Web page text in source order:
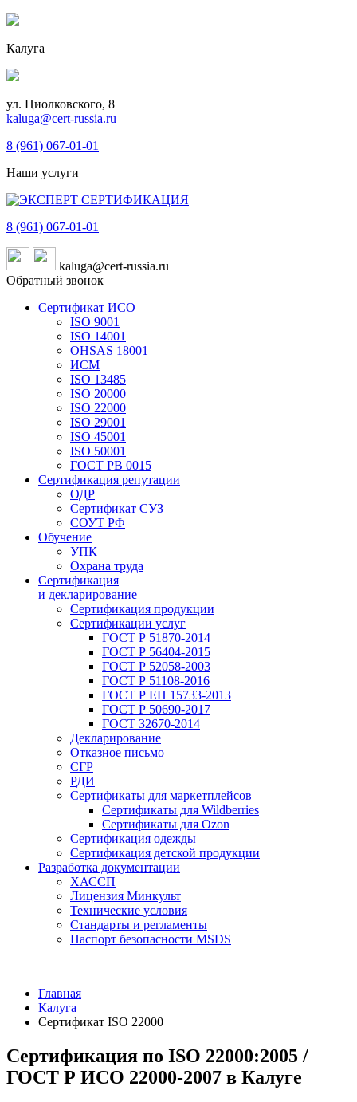
Калуга
ул. Циолковского, 8
kaluga@cert-russia.ru
8 (961) 067-01-01
Наши услуги
8 (961) 067-01-01
kaluga@cert-russia.ru
Обратный звонок
Сертификат ИСО
ISO 9001
ISO 14001
OHSAS 18001
ИСМ
ISO 13485
ISO 20000
ISO 22000
ISO 29001
ISO 45001
ISO 50001
ГОСТ РВ 0015
Сертификация репутации
ОДР
Сертификат СУЗ
СОУТ РФ
Обучение
УПК
Охрана труда
Сертификация
и декларирование
Сертификация продукции
Сертификации услуг
ГОСТ Р 51870-2014
ГОСТ Р 56404-2015
ГОСТ Р 52058-2003
ГОСТ Р 51108-2016
ГОСТ Р ЕН 15733-2013
ГОСТ Р 50690-2017
ГОСТ 32670-2014
Декларирование
Отказное письмо
СГР
РДИ
Сертификаты для маркетплейсов
Сертификаты для Wildberries
Сертификаты для Ozon
Сертификация одежды
Сертификация детской продукции
Разработка документации
ХАССП
Лицензия Минкульт
Технические условия
Стандарты и регламенты
Паспорт безопасности MSDS
Главная
Калуга
Сертификат ISO 22000
Сертификация по ISO 22000:2005 /
ГОСТ Р ИСО 22000-2007 в Калуге